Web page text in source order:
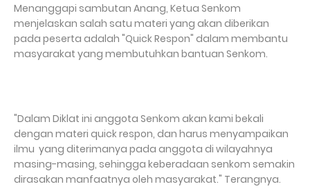
Menanggapi sambutan Anang, Ketua Senkom
menjelaskan salah satu materi yang akan diberikan
pada peserta adalah "Quick Respon" dalam membantu
masyarakat yang membutuhkan bantuan Senkom.
"Dalam Diklat ini anggota Senkom akan kami bekali
dengan materi quick respon, dan harus menyampaikan
ilmu yang diterimanya pada anggota di wilayahnya
masing-masing, sehingga keberadaan senkom semakin
dirasakan manfaatnya oleh masyarakat." Terangnya.